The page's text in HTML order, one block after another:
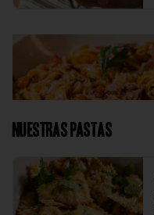
Nuestras Pastas